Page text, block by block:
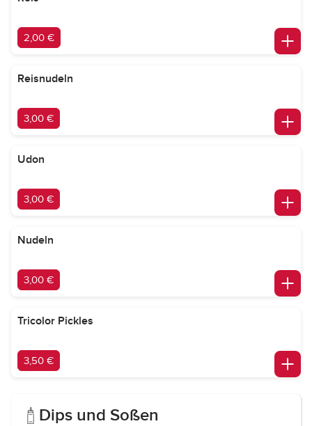
2,00 €
Reisnudeln
3,00 €
Udon
3,00 €
Nudeln
3,00 €
Tricolor Pickles
3,50 €
Dips und Soßen